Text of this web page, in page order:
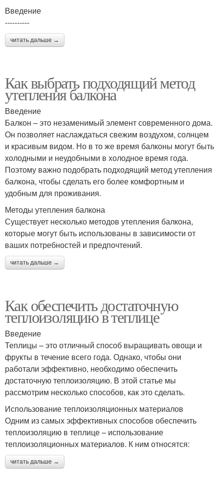
Введение
----------
читать дальше →
Как выбрать подходящий метод
утепления балкона
Введение
Балкон – это незаменимый элемент современного дома.
Он позволяет наслаждаться свежим воздухом, солнцем
и красивым видом. Но в то же время балконы могут быть
холодными и неудобными в холодное время года.
Поэтому важно подобрать подходящий метод утепления
балкона, чтобы сделать его более комфортным и
удобным для проживания.
Методы утепления балкона
Существует несколько методов утепления балкона,
которые могут быть использованы в зависимости от
ваших потребностей и предпочтений.
читать дальше →
Как обеспечить достаточную
теплоизоляцию в теплице
Введение
Теплицы – это отличный способ выращивать овощи и
фрукты в течение всего года. Однако, чтобы они
работали эффективно, необходимо обеспечить
достаточную теплоизоляцию. В этой статье мы
рассмотрим несколько способов, как это сделать.
Использование теплоизоляционных материалов
Одним из самых эффективных способов обеспечить
теплоизоляцию в теплице – использование
теплоизоляционных материалов. К ним относятся:
читать дальше →